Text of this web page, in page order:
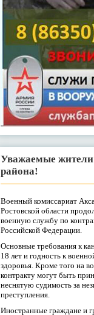
Уважаемые жители
района!
Военный комиссариат
Ростовской области
военную службу по
Российской Федерации.
Основные требования к
18 лет и годность к
здоровья. Кроме того на
контракту могут быть
неснятую судимость за
преступления.
Иностранные граждане и